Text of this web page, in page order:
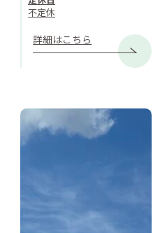
不定休
詳細はこちら